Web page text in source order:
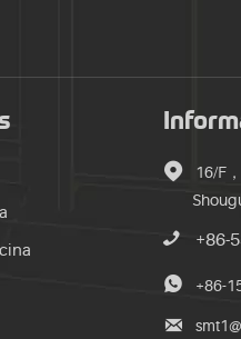

 +86-
 +86-
